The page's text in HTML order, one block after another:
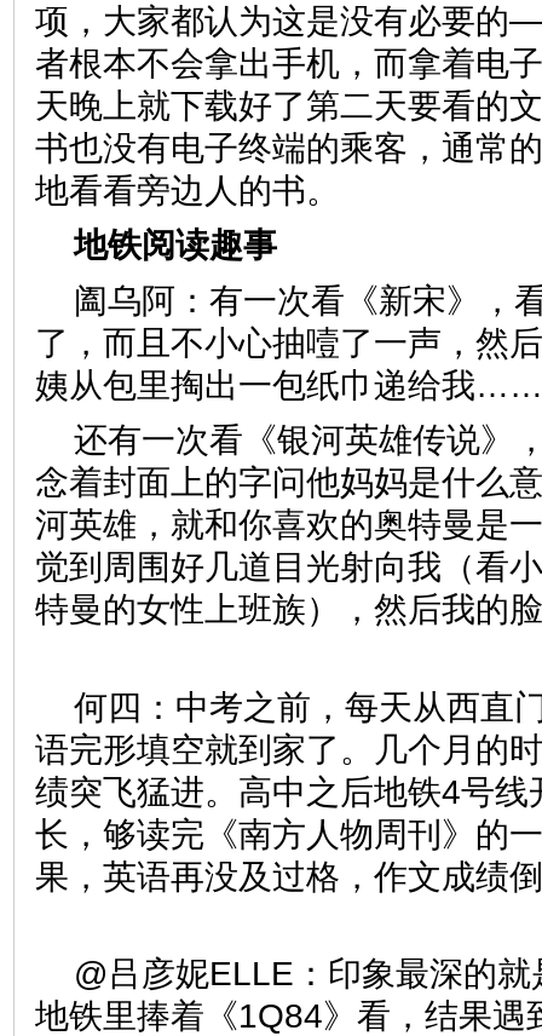
项，大家都认为这是没有必要的
者根本不会拿出手机，而拿着电
天晚上就下载好了第二天要看的
书也没有电子终端的乘客，通常
地看看旁边人的书。
地铁阅读趣事
阖乌阿：有一次看《新宋》，
了，而且不小心抽噎了一声，然
姨从包里掏出一包纸巾递给
还有一次看《银河英雄传说》
念着封面上的字问他妈妈是什么
河英雄，就和你喜欢的奥特曼是
觉到周围好几道目光射向我（看
特曼的女性上班族），然后我
何四：中考之前，每天从西直
语完形填空就到家了。几个月的
绩突飞猛进。高中之后地铁4号线
长，够读完《南方人物周刊》的
果，英语再没及过格，作文成
@吕彦妮ELLE：印象最深的
地铁里捧着《1Q84》看，结果遇